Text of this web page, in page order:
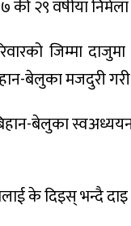
की २९ वर्षीया
जिम्मा
बेलुका मजदुरी
बेलुका
के दिइस् भन्दै